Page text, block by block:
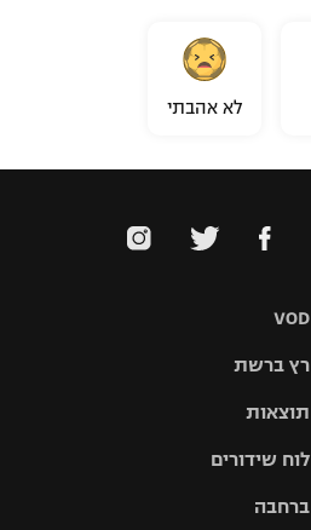
לא אהבתי
VOD
רץ ברשת
תוצאות
לוח שידורים
ברחבה